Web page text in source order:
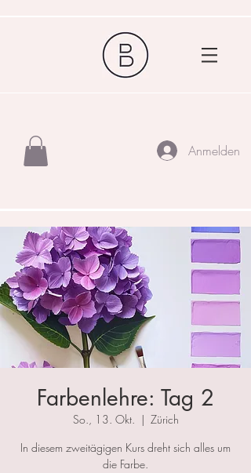
Anmelden
Farbenlehre: Tag 2
So., 13. Okt.
  |
Zürich
In diesem zweitägigen Kurs dreht sich alles um
die Farbe.